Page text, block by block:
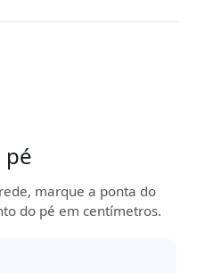
pé
marque a ponta do
do pé em centímetros.